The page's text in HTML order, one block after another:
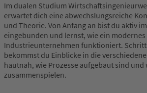
Im dualen Studium
erwartet dich eine abwechslungsreiche
und Theorie. Von Anfang an bist du aktiv
eingebunden und lernst, wie ein modernes
Industrieunternehmen funktioniert.
bekommst du Einblicke in die
hautnah, wie Prozesse aufgebaut sind und
zusammenspielen.